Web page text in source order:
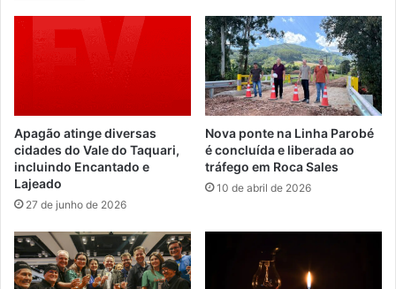
Apagão atinge diversas
cidades do Vale do Taquari,
incluindo Encantado e
Lajeado
27 de junho de 2026
Nova ponte na Linha Parobé
é concluída e liberada ao
tráfego em Roca Sales
10 de abril de 2026